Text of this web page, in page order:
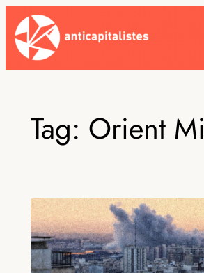
Skip
to
content
Tag: Orient